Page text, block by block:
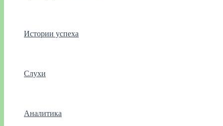
Истории успеха
Слухи
Аналитика